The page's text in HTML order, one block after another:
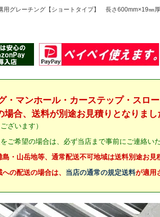
用グレーチング【ショートタイプ】 長さ600mm×19㎜
・マンホール・カーステップ・スロ
場合、送料が別途お見積りとなりまし
ざいます）
ご希望の場合は、必ず当店まで事前にご連絡い
・山岳地等、通常配送不可地域は送料別途お見
の配送の場合は、 当店の通常の規定送料が適用